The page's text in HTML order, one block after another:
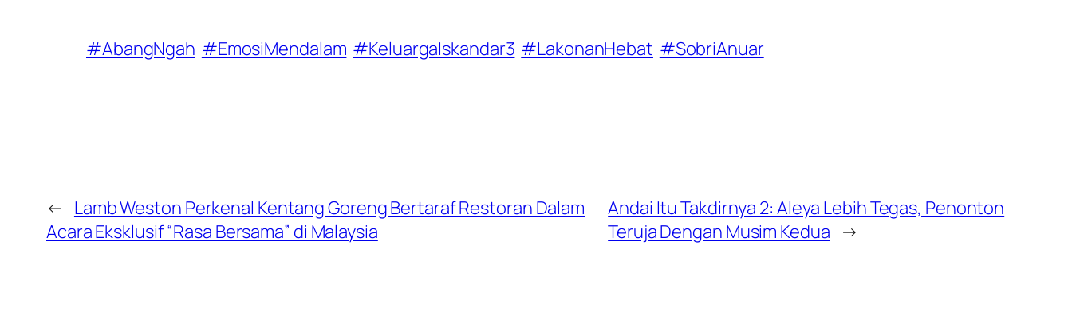
#AbangNgah #EmosiMendalam #KeluargaIskandar3 #LakonanHebat #SobriAnuar
← Lamb Weston Perkenal Kentang Goreng Bertaraf Restoran Dalam
Acara Eksklusif “Rasa Bersama” di Malaysia
Andai Itu Takdirnya 2: Aleya Lebih Tegas, Penonton
Teruja Dengan Musim Kedua →